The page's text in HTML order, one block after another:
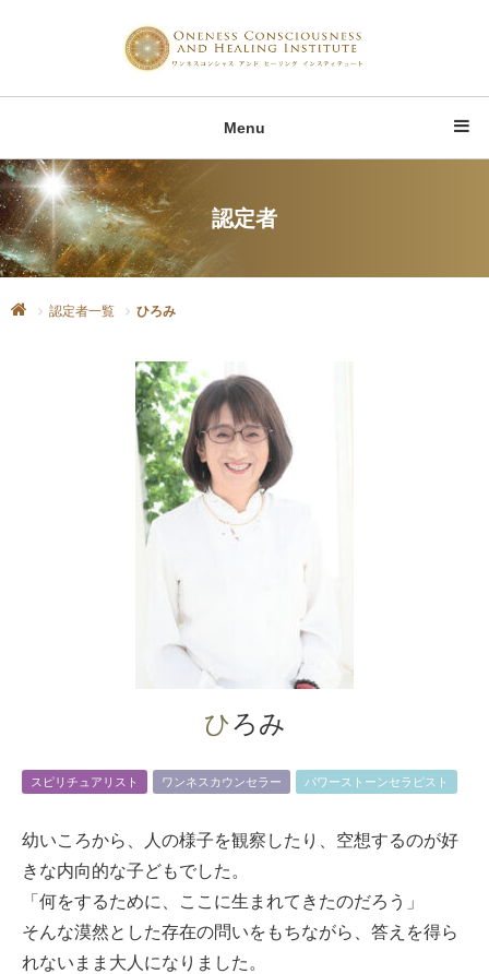
Menu
認定者
認定者一覧 ひろみ
ひろみ
スピリチュアリスト ワンネスカウンセラー パワーストーンセラピスト
幼いころから、人の様子を観察したり、空想するのが好
きな内向的な子どもでした。
「何をするために、ここに生まれてきたのだろう」
そんな漠然とした存在の問いをもちながら、答えを得ら
れないまま大人になりました。